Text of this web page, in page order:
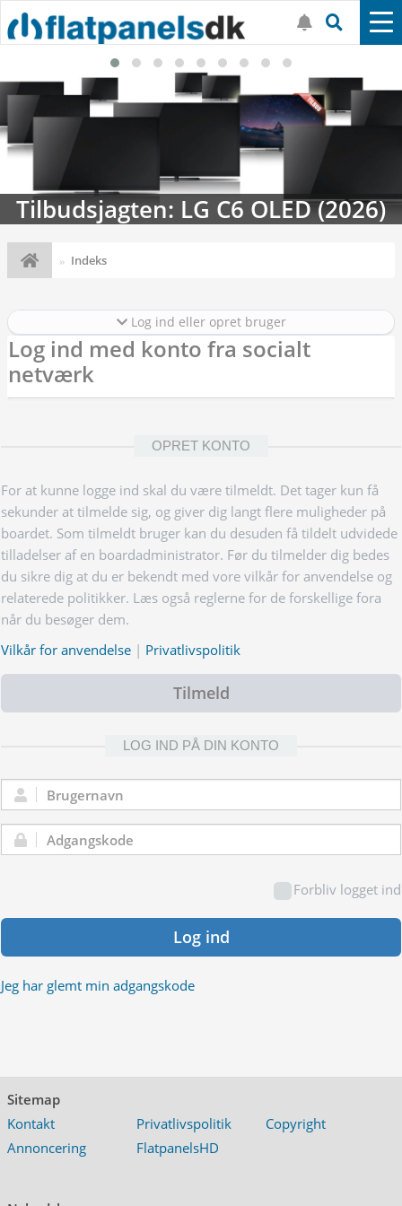
Tilbudsjagten: LG C6 OLED (2026)
Indeks
Log ind eller opret bruger
Log ind med konto fra socialt
netværk
OPRET KONTO
For at kunne logge ind skal du være tilmeldt. Det tager kun få
sekunder at tilmelde sig, og giver dig langt flere muligheder på
boardet. Som tilmeldt bruger kan du desuden få tildelt udvidede
tilladelser af en boardadministrator. Før du tilmelder dig bedes
du sikre dig at du er bekendt med vore vilkår for anvendelse og
relaterede politikker. Læs også reglerne for de forskellige fora
når du besøger dem.
Vilkår for anvendelse | Privatlivspolitik
Tilmeld
LOG IND PÅ DIN KONTO
Brugernavn:
Adgangskode:
Forbliv logget ind
Log ind
Jeg har glemt min adgangskode
Sitemap
Kontakt
Privatlivspolitik
Copyright
Annoncering
FlatpanelsHD